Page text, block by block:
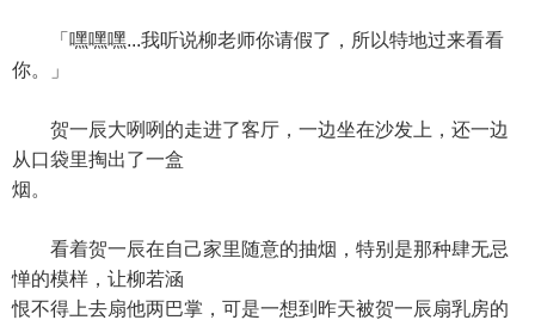
「嘿嘿嘿...我听说柳老师你请假了，所以特地过来看看
你。」
贺一辰大咧咧的走进了客厅，一边坐在沙发上，还一边
从口袋里掏出了一盒
烟。
看着贺一辰在自己家里随意的抽烟，特别是那种肆无忌
惮的模样，让柳若涵
恨不得上去扇他两巴掌，可是一想到昨天被贺一辰扇乳房的